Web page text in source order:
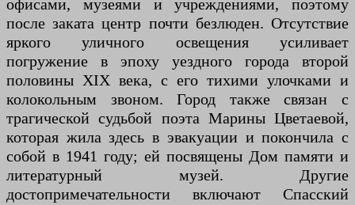
офисами, музеями и учреждениями, поэтому
после заката центр почти безлюден. Отсутствие
яркого уличного освещения усиливает
погружение в эпоху уездного города второй
половины XIX века, с его тихими улочками и
колокольным звоном. Город также связан с
трагической судьбой поэта Марины Цветаевой,
которая жила здесь в эвакуации и покончила с
собой в 1941 году; ей посвящены Дом памяти и
литературный музей. Другие
достопримечательности включают Спасский